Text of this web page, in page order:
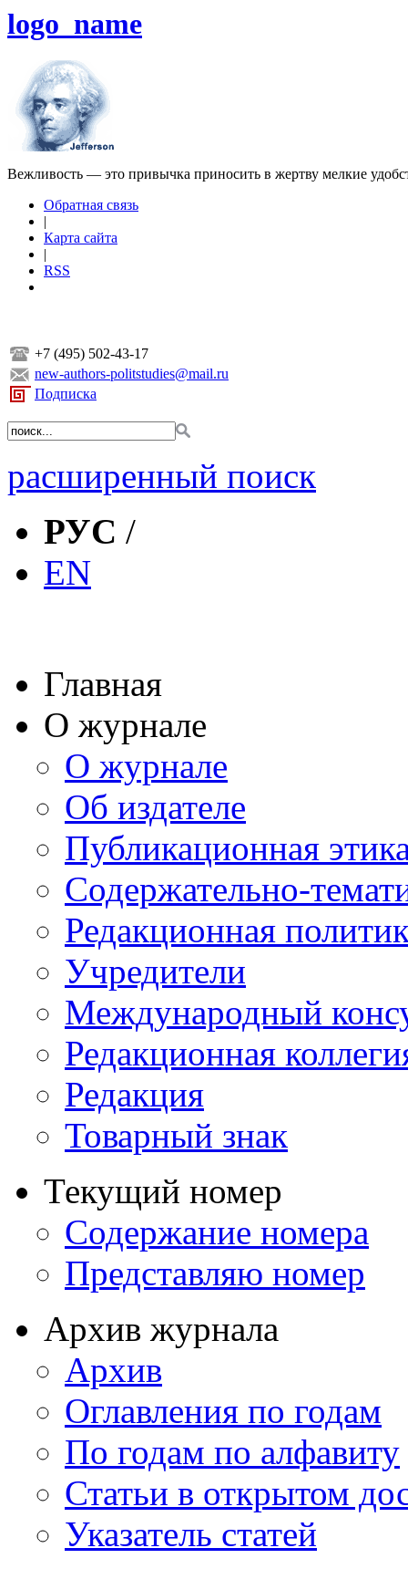
logo_name
Вежливость — это привычка приносить в жертву мелкие
Обратная связь
|
Карта сайта
|
RSS
+7 (495) 502-43-17
new-authors-politstudies@mail.ru
Подписка
расширенный поиск
РУС /
EN
Главная
О журнале
О журнале
Об издателе
Публикационная
Содержательно-
Редакционная
Учредители
Международный
Редакционная
Редакция
Товарный знак
Текущий номер
Содержание номера
Представляю номер
Архив журнала
Архив
Оглавления по годам
По годам по алфавиту
Статьи в открытом
Указатель статей